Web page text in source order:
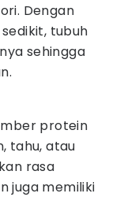
Dengan
tubuh
sehingga
protein
tahu, atau
rasa
juga memiliki